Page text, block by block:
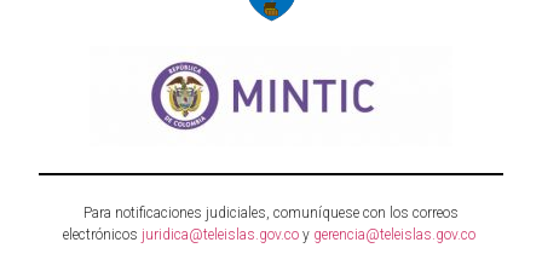
Para notificaciones judiciales, comuníquese con los correos
electrónicos juridica@teleislas.gov.co y gerencia@teleislas.gov.co